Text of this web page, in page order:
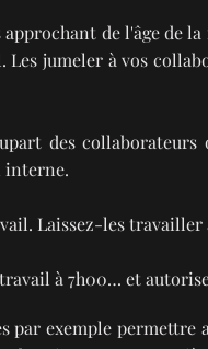
de l'âge de
jumeler à vos
des
interne.
Laissez-les
à 7h00… et
exemple permettre